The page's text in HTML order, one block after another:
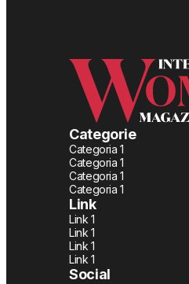
Categorie
Categoria 1
Categoria 1
Categoria 1
Categoria 1
Link
Link 1
Link 1
Link 1
Link 1
Social